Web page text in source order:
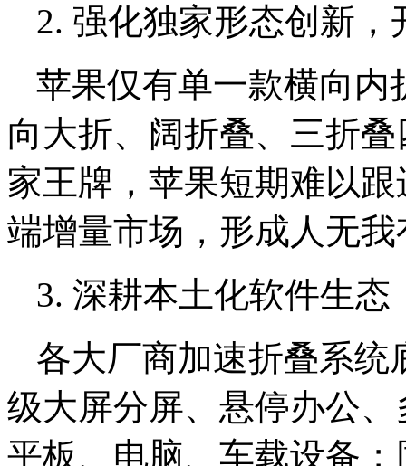
2. 强化独家形态创新
苹果仅有单一款横向内
向大折、阔折叠、三折
家王牌，苹果短期难以
端增量市场，形成人无
3. 深耕本土化软件生
各大厂商加速折叠系统
级大屏分屏、悬停办公
平板、电脑、车载设备